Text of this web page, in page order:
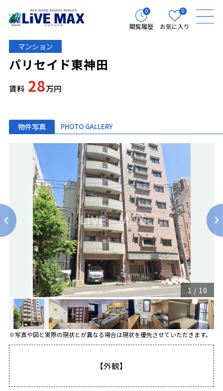
0
閲覧履歴
0
お気に入り
マンション
パリセイド東神田
賃料 28万円
物件写真 PHOTO GALLERY
1 / 10
※写真や図と実際の現状とが異なる場合は現状を優先させていただきます。
【外観】